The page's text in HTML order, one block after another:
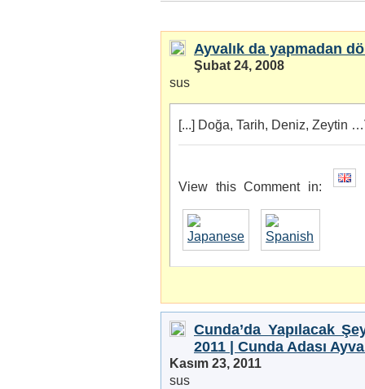
Ayvalık da yapmadan
Şubat 24, 2008
sus
[...] Doğa, Tarih, Deniz, Zeytin
View this Comment in:
Cunda’da Yapılacak
2011 | Cunda Adası
Kasım 23, 2011
sus